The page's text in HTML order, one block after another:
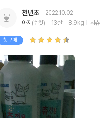
천년초
2022.10.02
아지(수컷) 13살 8.9kg 시츄
첫구매